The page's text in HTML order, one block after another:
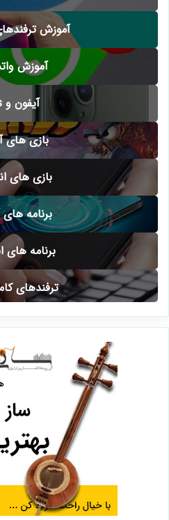
آموزش
آموزش
آیفون و ios
بازی های
بازی های
برنامه
برنامه های
ترفندهای